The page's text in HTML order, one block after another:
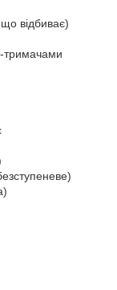
що відбиває)
тримачами